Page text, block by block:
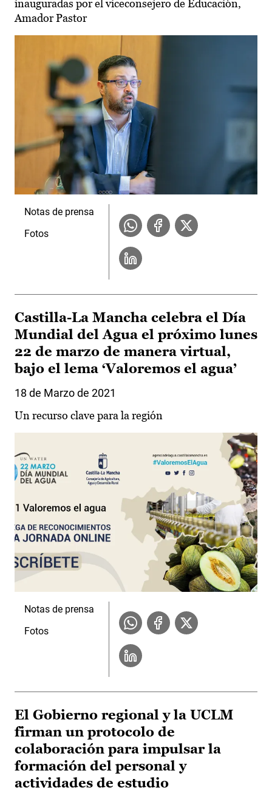
inauguradas por el viceconsejero de Educación,
Amador Pastor
Notas de prensa
Fotos
Castilla-La Mancha celebra el Día
Mundial del Agua el próximo lunes
22 de marzo de manera virtual,
bajo el lema ‘Valoremos el agua’
18 de Marzo de 2021
Un recurso clave para la región
Notas de prensa
Fotos
El Gobierno regional y la UCLM
firman un protocolo de
colaboración para impulsar la
formación del personal y
actividades de estudio